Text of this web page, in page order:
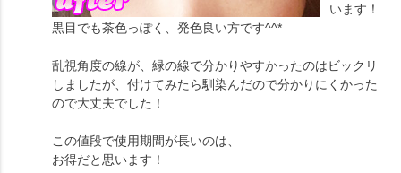
います！
黒目でも茶色っぽく、発色良い方です^^*
乱視角度の線が、緑の線で分かりやすかったのはビックリ
しましたが、付けてみたら馴染んだので分かりにくかった
ので大丈夫でした！
この値段で使用期間が長いのは、
お得だと思います！